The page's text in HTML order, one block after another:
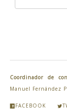
Coordinador de
Manuel Fernández
FACEBOOK